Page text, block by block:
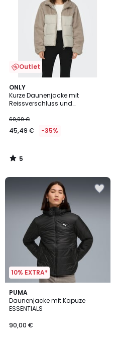
Outlet
ONLY
Kurze Daunenjacke mit
Reissverschluss und
Stoff
69,99 €
45,49 € -35%
5
/
5
5
/
10% EXTRA*
PUMA
Daunenjacke mit Kapuze
ESSENTIALS
90,00 €